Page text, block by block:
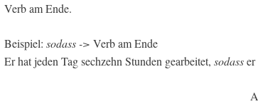
Verb am Ende.
Beispiel: sodass -> Verb am Ende
Er hat jeden Tag sechzehn Stunden gearbeitet, sodass